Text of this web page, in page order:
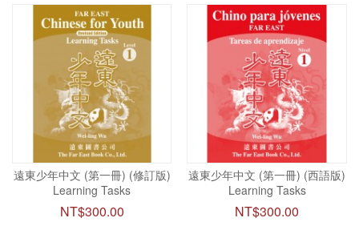
遠東少年中文 (第一冊) (修訂版)
Learning Tasks
NT$300.00
遠東少年中文 (第一冊) (西語版)
Learning Tasks
NT$300.00